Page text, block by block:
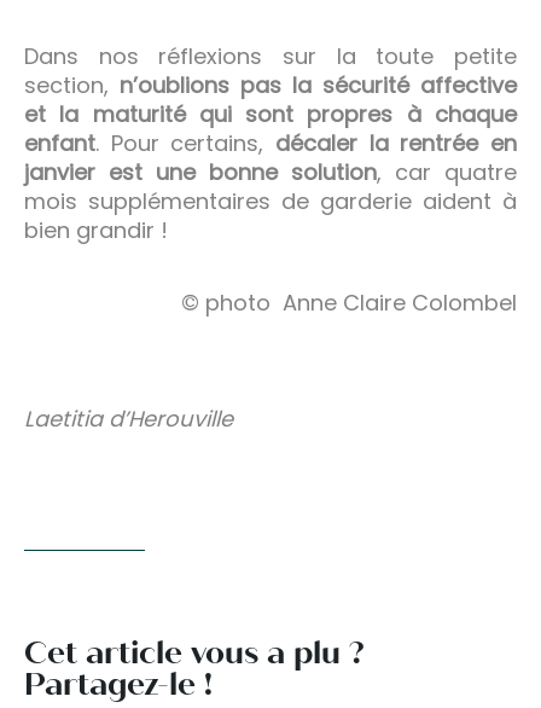
Dans nos réflexions sur la toute petite
section, n’oublions pas la sécurité affective
et la maturité qui sont propres à chaque
enfant. Pour certains, décaler la rentrée en
janvier est une bonne solution, car quatre
mois supplémentaires de garderie aident à
bien grandir !
© photo Anne Claire Colombel
Laetitia d’Herouville
Cet article vous a plu ?
Partagez-le !